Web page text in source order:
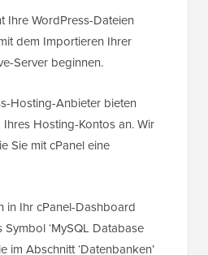
Ihre WordPress-Dateien
dem Importieren Ihrer
Server beginnen.
Hosting-Anbieter bieten
Hosting-Kontos an. Wir
Sie mit cPanel eine
in Ihr cPanel-Dashboard
‘MySQL Database
im Abschnitt ‘Datenbanken’